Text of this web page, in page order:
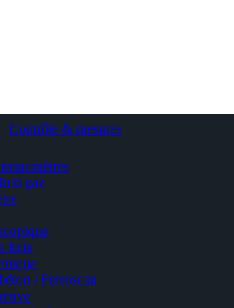
Contrôle & mesures
gaz
fuite
/ Ferroscan